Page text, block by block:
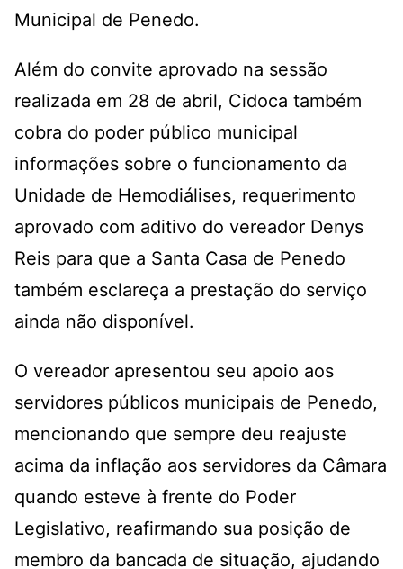
Municipal de Penedo.
Além do convite aprovado na sessão
realizada em 28 de abril, Cidoca também
cobra do poder público municipal
informações sobre o funcionamento da
Unidade de Hemodiálises, requerimento
aprovado com aditivo do vereador Denys
Reis para que a Santa Casa de Penedo
também esclareça a prestação do serviço
ainda não disponível.
O vereador apresentou seu apoio aos
servidores públicos municipais de Penedo,
mencionando que sempre deu reajuste
acima da inflação aos servidores da Câmara
quando esteve à frente do Poder
Legislativo, reafirmando sua posição de
membro da bancada de situação, ajudando